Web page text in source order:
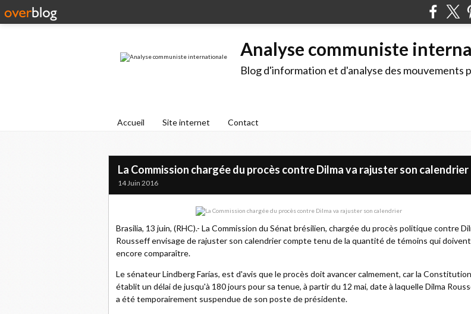
Analyse communiste
Blog d'information et d'analyse des mouvements
Accueil Site internet Contact
La Commission chargée du procès contre Dilma va rajuster son calendrier
14 Juin 2016
Brasilia, 13 juin, (RHC).- La Commission du Sénat brésilien, chargée du procès politique contre
Rousseff envisage de rajuster son calendrier compte tenu de la quantité de témoins qui doivent
encore comparaître.
Le sénateur Lindberg Farías, est d'avis que le procès doit avancer calmement, car la Constitution
établit un délai de jusqu'à 180 jours pour sa tenue, à partir du 12 mai, date à laquelle Dilma
a été temporairement suspendue de son poste de présidente.